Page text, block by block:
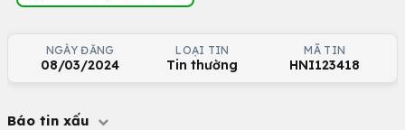
NGÀY ĐĂNG
08/03/2024
LOẠI TIN
Tin thường
MÃ TIN
HNI123418
Báo tin xấu